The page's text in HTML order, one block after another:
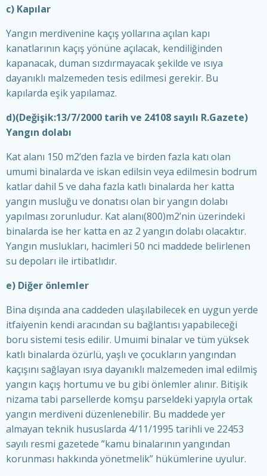
c) Kapılar
Yangın merdivenine kaçış yollarına açılan kapı
kanatlarının kaçış yönüne açılacak, kendiliğinden
kapanacak, duman sızdırmayacak şekilde ve ısıya
dayanıklı malzemeden tesis edilmesi gerekir. Bu
kapılarda eşik yapılamaz.
d) (Değişik:13/7/2000 tarih ve 24108 sayılı R.Gazete)
Yangın dolabı
Kat alanı 150 m2’den fazla ve birden fazla katı olan
umumi binalarda ve iskan edilsin veya edilmesin bodrum
katlar dahil 5 ve daha fazla katlı binalarda her katta
yangın musluğu ve donatısı olan bir yangın dolabı
yapılması zorunludur. Kat alanı(800)m2’nin üzerindeki
binalarda ise her katta en az 2 yangın dolabı olacaktır.
Yangın muslukları, hacimleri 50 nci maddede belirlenen
su depoları ile irtibatlıdır.
e) Diğer önlemler
Bina dışında ana caddeden ulaşılabilecek en uygun yerde
itfaiyenin kendi aracından su bağlantısı yapabileceği
boru sistemi tesis edilir. Umuımi binalar ve tüm yüksek
katlı binalarda özürlü, yaşlı ve çocukların yangından
kaçışını sağlayan ısıya dayanıklı malzemeden imal edilmiş
yangın kaçış hortumu ve bu gibi önlemler alınır. Bitişik
nizama tabi parsellerde komşu parseldeki yapıyla ortak
yangın merdiveni düzenlenebilir. Bu maddede yer
almayan teknik hususlarda 4/11/1995 tarihli ve 22453
sayılı resmi gazetede ”kamu binalarının yangından
korunması hakkında yönetmelik” hükümlerine uyulur.